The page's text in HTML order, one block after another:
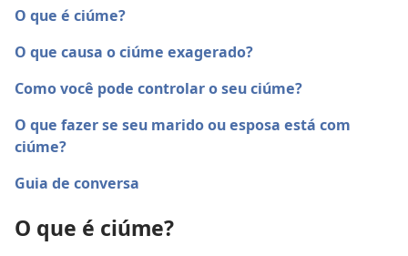
O que é ciúme?
O que causa o ciúme exagerado?
Como você pode controlar o seu ciúme?
O que fazer se seu marido ou esposa está com
ciúme?
Guia de conversa
O que é ciúme?